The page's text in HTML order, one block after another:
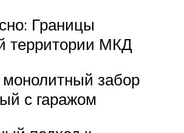
Границы
территории МКД
забор
с гаражом